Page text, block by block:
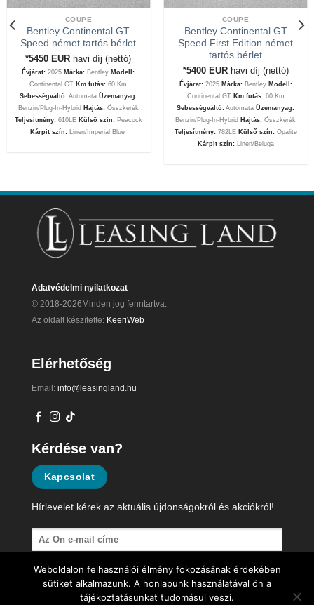
COUPE
Bentley Continental GT
Speed német tartós bérlet
*5450EUR havi díj (nettó)
Évjárat: 2025 Márka: Bentley Modell:
Continental GT Km futás:60 Km
Sebességváltó:Automata Üzemanyag:
Benzin/Plug-In-Hybrid Hajtás:Összkerék
Teljesítmény:610LE Külső szín: Peacock
Kárpit szín:Linen/Imperial Blue
COUPE
Bentley Continental GT
Speed First Edition német
tartós bérlet
*5400 EUR havi díj (nettó)
Évjárat:2025 Márka:Bentley Modell:
Continental GT Km futás: 60 Km
Sebességváltó: AutomataÜzemanyag:
Benzin/Plug-In-Hybrid Hajtás: Összkerék
Teljesítmény:782LE Külső szín: Opalite
Kárpit szín:Linen/Beluga
Adatvédelmi nyilatkozat
© 2018-2026Minden jog fenntartva.
Az oldalt készítette: KeeriWeb
Elérhetőség
Email: info@leasingland.hu
Kérdése van?
Kapcsolat
Hírlevelet kérek az aktuális újdonságokról és akciókról!
Weboldalon felhasználói élmény fokozásának érdekében
sütiket alkalmazunk. A honlapunk használatával ön a
tájékoztatásunkat tudomásul veszi.